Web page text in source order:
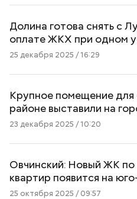
Долина готова снять с
оплате ЖКХ при одном
25 декабря 2025 / 16:29
Крупное помещение для
районе выставили на
23 декабря 2025 / 10:20
Овчинский: Новый ЖК по
квартир появится на
25 октября 2025 / 09:57